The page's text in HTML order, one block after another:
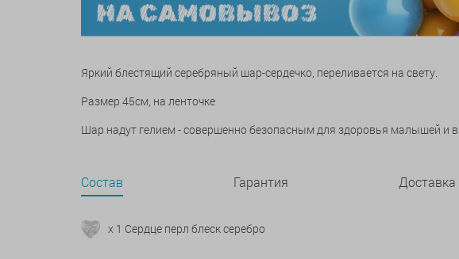
Яркий блестящий серебряный шар-сердечко, переливается на свету.
Размер 45см, на ленточке
Шар надут гелием - совершенно безопасным для здоровья малышей и
Состав Гарантия Доставка
x 1 Сердце перл блеск серебро